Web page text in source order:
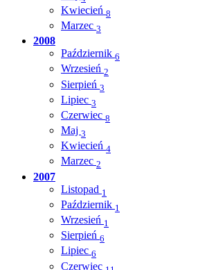
Kwiecień 8
Marzec 3
2008
Październik 6
Wrzesień 2
Sierpień 3
Lipiec 3
Czerwiec 8
Maj 3
Kwiecień 4
Marzec 2
2007
Listopad 1
Październik 1
Wrzesień 1
Sierpień 6
Lipiec 6
Czerwiec